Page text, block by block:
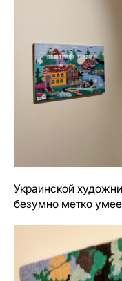
Украинской
безумно метко